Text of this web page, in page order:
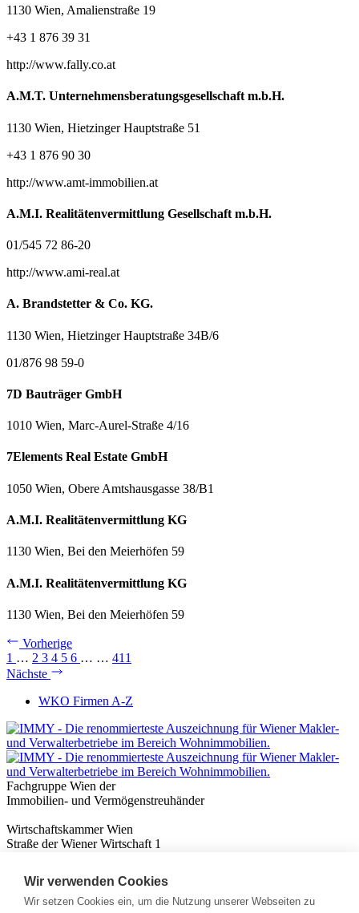
1130 Wien, Amalienstraße 19
+43 1 876 39 31
http://www.fally.co.at
A.M.T. Unternehmensberatungsgesellschaft m.b.H.
1130 Wien, Hietzinger Hauptstraße 51
+43 1 876 90 30
http://www.amt-immobilien.at
A.M.I. Realitätenvermittlung Gesellschaft m.b.H.
01/545 72 86-20
http://www.ami-real.at
A. Brandstetter & Co. KG.
1130 Wien, Hietzinger Hauptstraße 34B/6
01/876 98 59-0
7D Bauträger GmbH
1010 Wien, Marc-Aurel-Straße 4/16
7Elements Real Estate GmbH
1050 Wien, Obere Amtshausgasse 38/B1
A.M.I. Realitätenvermittlung KG
1130 Wien, Bei den Meierhöfen 59
A.M.I. Realitätenvermittlung KG
1130 Wien, Bei den Meierhöfen 59
Vorherige
1 … 2 3 4 5 6 … … 411
Nächste
WKO Firmen A-Z
Fachgruppe Wien der
Immobilien- und Vermögenstreuhänder
Wirtschaftskammer Wien
Straße der Wiener Wirtschaft 1
Nützliches
Immobilienwissen
Wir verwenden Cookies
Wir setzen Cookies ein, um die Nutzung unserer Webseiten zu